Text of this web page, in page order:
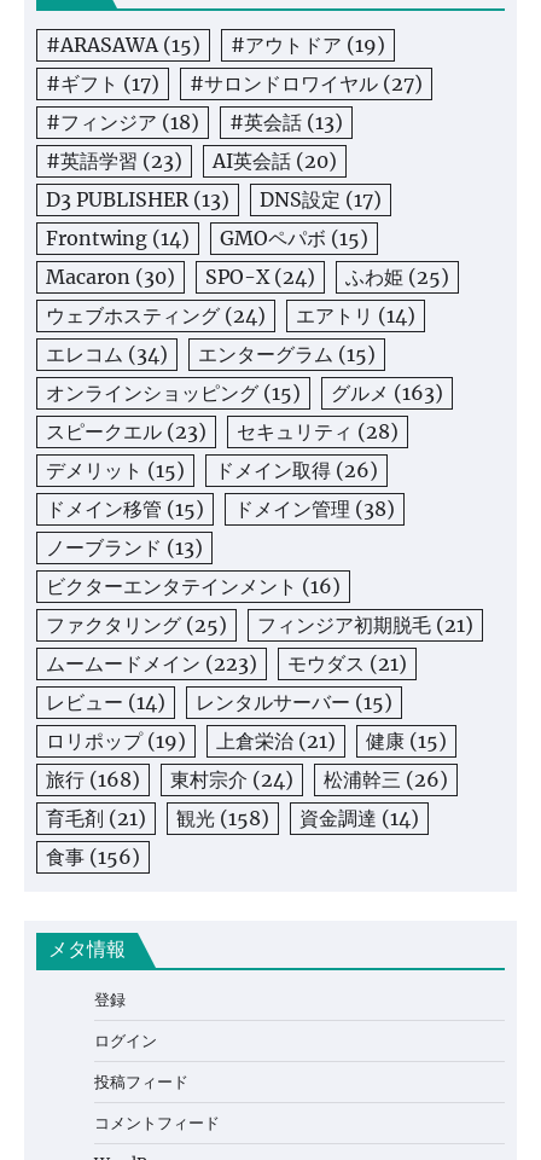
#ARASAWA(15) #アウトドア (19)
#ギフト (17) #サロンドロワイヤル (27)
#フィンジア (18) #英会話 (13)
#英語学習 (23) AI英会話 (20)
D3 PUBLISHER(13) DNS設定 (17)
Frontwing (14) GMOペパボ (15)
Macaron (30) SPO-X(24) ふわ姫 (25)
ウェブホスティング (24) エアトリ (14)
エレコム (34) エンターグラム (15)
オンラインショッピング (15) グルメ (163)
スピークエル (23) セキュリティ (28)
デメリット (15) ドメイン取得 (26)
ドメイン移管 (15) ドメイン管理 (38)
ノーブランド (13)
ビクターエンタテインメント (16)
ファクタリング (25) フィンジア初期脱毛 (21)
ムームードメイン (223) モウダス (21)
レビュー (14) レンタルサーバー (15)
ロリポップ(19) 上倉栄治 (21) 健康 (15)
旅行 (168) 東村宗介 (24) 松浦幹三 (26)
育毛剤 (21) 観光 (158) 資金調達 (14)
食事 (156)
メタ情報
登録
ログイン
投稿フィード
コメントフィード